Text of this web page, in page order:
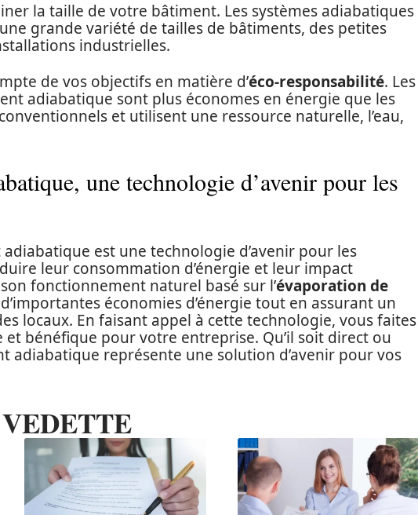
la taille de votre bâtiment. Les systèmes adiabatiques
grande variété de tailles de bâtiments, des petites
industrielles.
de vos objectifs en matière d’éco-responsabilité. Les
adiabatique sont plus économes en énergie que les
et utilisent une ressource naturelle, l’eau,
une technologie d’avenir pour les
est une technologie d’avenir pour les
leur consommation d’énergie et leur impact
fonctionnement naturel basé sur l’évaporation de
économies d’énergie tout en assurant un
locaux. En faisant appel à cette technologie, vous faites
bénéfique pour votre entreprise. Qu’il soit direct ou
adiabatique représente une solution d’avenir pour vos